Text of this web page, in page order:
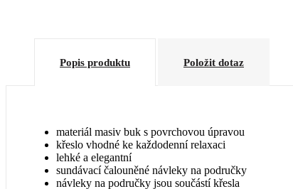
Popis produktu Položit dotaz
materiál masiv buk s povrchovou úpravou
křeslo vhodné ke každodenní relaxaci
lehké a elegantní
sundávací čalouněné návleky na područky
návleky na područky jsou součástí křesla